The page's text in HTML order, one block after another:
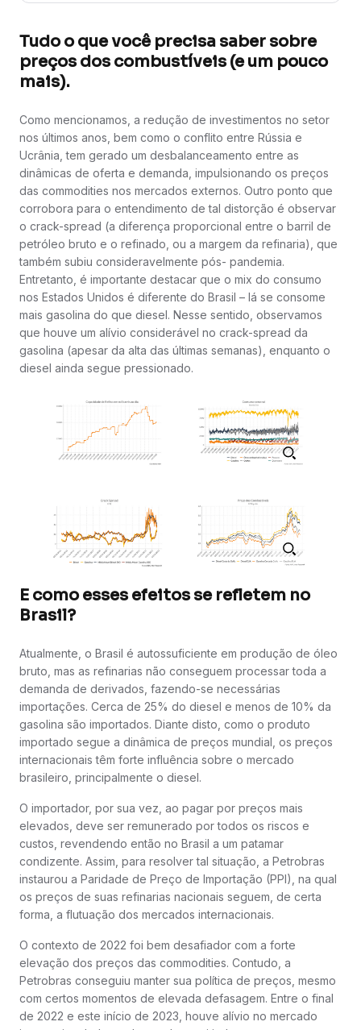
Tudo o que você precisa saber sobre
preços dos combustíveis (e um pouco
mais).
Como mencionamos, a redução de investimentos no setor
nos últimos anos, bem como o conflito entre Rússia e
Ucrânia, tem gerado um desbalanceamento entre as
dinâmicas de oferta e demanda, impulsionando os preços
das commodities nos mercados externos. Outro ponto que
corrobora para o entendimento de tal distorção é observar
o crack-spread (a diferença proporcional entre o barril de
petróleo bruto e o refinado, ou a margem da refinaria), que
também subiu consideravelmente pós- pandemia.
Entretanto, é importante destacar que o mix do consumo
nos Estados Unidos é diferente do Brasil – lá se consome
mais gasolina do que diesel. Nesse sentido, observamos
que houve um alívio considerável no crack-spread da
gasolina (apesar da alta das últimas semanas), enquanto o
diesel ainda segue pressionado.
E como esses efeitos se refletem no
Brasil?
Atualmente, o Brasil é autossuficiente em produção de óleo
bruto, mas as refinarias não conseguem processar toda a
demanda de derivados, fazendo-se necessárias
importações. Cerca de 25% do diesel e menos de 10% da
gasolina são importados. Diante disto, como o produto
importado segue a dinâmica de preços mundial, os preços
internacionais têm forte influência sobre o mercado
brasileiro, principalmente o diesel.
O importador, por sua vez, ao pagar por preços mais
elevados, deve ser remunerado por todos os riscos e
custos, revendendo então no Brasil a um patamar
condizente. Assim, para resolver tal situação, a Petrobras
instaurou a Paridade de Preço de Importação (PPI), na qual
os preços de suas refinarias nacionais seguem, de certa
forma, a flutuação dos mercados internacionais.
O contexto de 2022 foi bem desafiador com a forte
elevação dos preços das commodities. Contudo, a
Petrobras conseguiu manter sua política de preços, mesmo
com certos momentos de elevada defasagem. Entre o final
de 2022 e este início de 2023, houve alívio no mercado